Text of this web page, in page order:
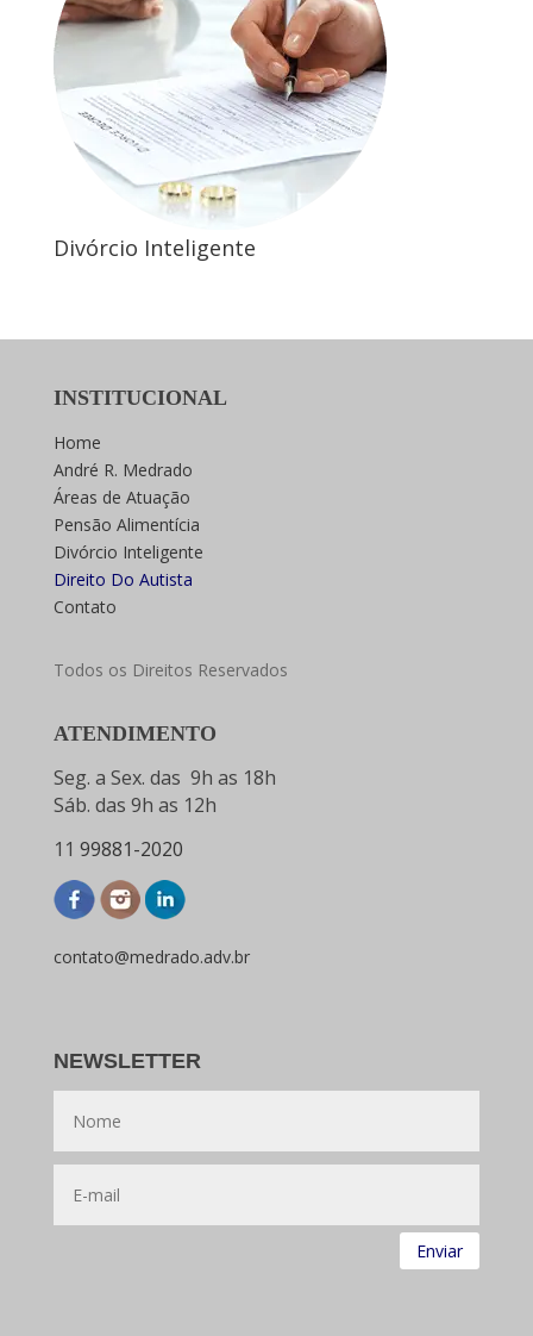
Divórcio Inteligente
INSTITUCIONAL
Home
André R. Medrado
Áreas de Atuação
Pensão Alimentícia
Divórcio Inteligente
Direito Do Autista
Contato
Todos os Direitos Reservados
ATENDIMENTO
Seg. a Sex. das 9h as 18h
Sáb. das 9h as 12h
11 99881-2020
contato@medrado.adv.br
NEWSLETTER
Enviar